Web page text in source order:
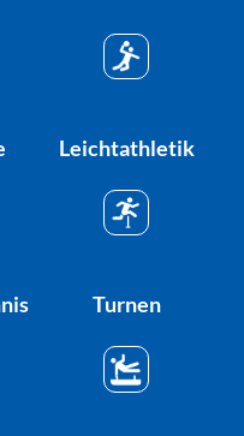
Leichtathletik
Turnen